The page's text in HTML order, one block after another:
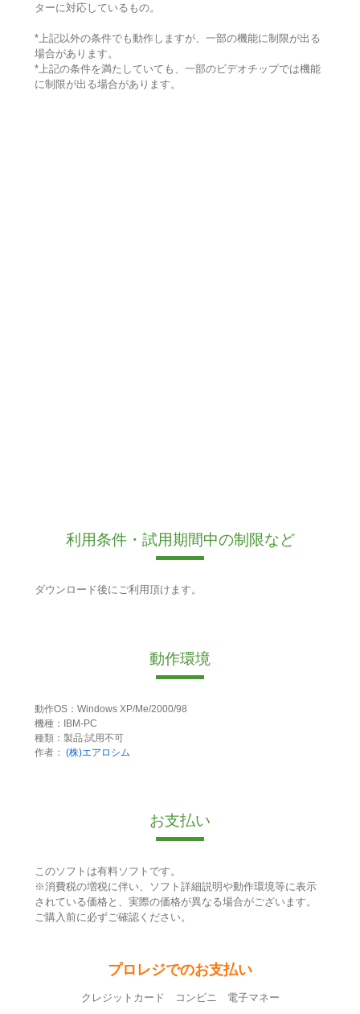
ターに対応しているもの。
*上記以外の条件でも動作しますが、一部の機能に制限が出る
場合があります。
*上記の条件を満たしていても、一部のビデオチップでは機能
に制限が出る場合があります。
利用条件・試用期間中の制限など
ダウンロード後にご利用頂けます。
動作環境
動作OS：Windows XP/Me/2000/98
機種：IBM-PC
種類：製品:試用不可
作者： (株)エアロシム
お支払い
このソフトは有料ソフトです。
※消費税の増税に伴い、ソフト詳細説明や動作環境等に表示
されている価格と、実際の価格が異なる場合がございます。
ご購入前に必ずご確認ください。
プロレジでのお支払い
クレジットカード コンビニ 電子マネー